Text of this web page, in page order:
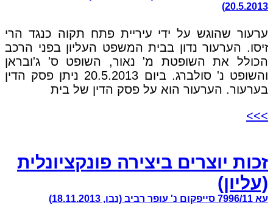
20.5.2013)
ערעור שהוגש על ידי עיריית פתח תקוה כנגד הרי
זיסו. הערעור נדון בבית המשפט העליון בפני הרכב
הכולל את השופטת מ' נאור, השופט ס' ג'ובראן
והשופט נ' סולברג. ביום 20.5.2013 ניתן פסק הדין
בערעור. הערעור הוא על פסק הדין של בית
>>>
זכות יוצרים ביצירה פונקציונלית
(עליון)
עא 7996/11 סייפקום נ' עופר רביב (נבו, 18.11.2013)